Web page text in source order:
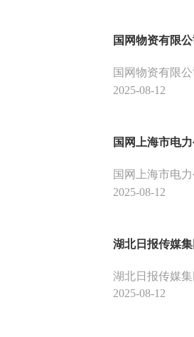
2025-08-12
2025-08-12
2025-08-12